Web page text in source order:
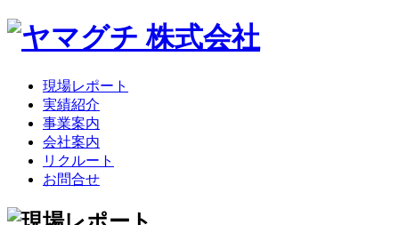
現場レポート
実績紹介
事業案内
会社案内
リクルート
お問合せ